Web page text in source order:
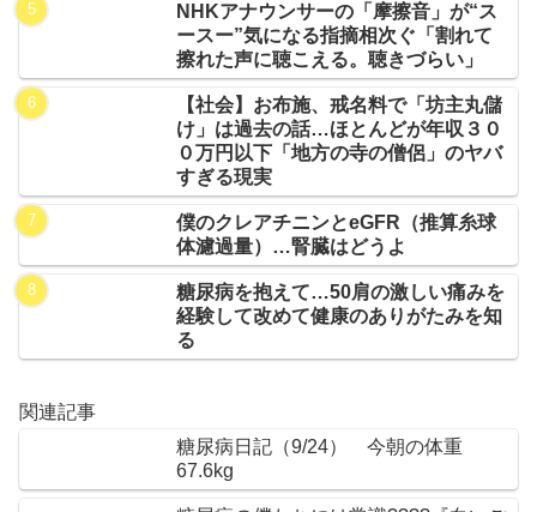
NHKアナウンサーの「摩擦音」が“ス
ースー”気になる指摘相次ぐ「割れて
擦れた声に聴こえる。聴きづらい」
【社会】お布施、戒名料で「坊主丸儲
け」は過去の話…ほとんどが年収３０
０万円以下「地方の寺の僧侶」のヤバ
すぎる現実
僕のクレアチニンとeGFR（推算糸球
体濾過量）…腎臓はどうよ
糖尿病を抱えて…50肩の激しい痛みを
経験して改めて健康のありがたみを知
る
関連記事
糖尿病日記（9/24） 今朝の体重
67.6kg